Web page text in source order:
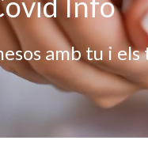
amb tu i els